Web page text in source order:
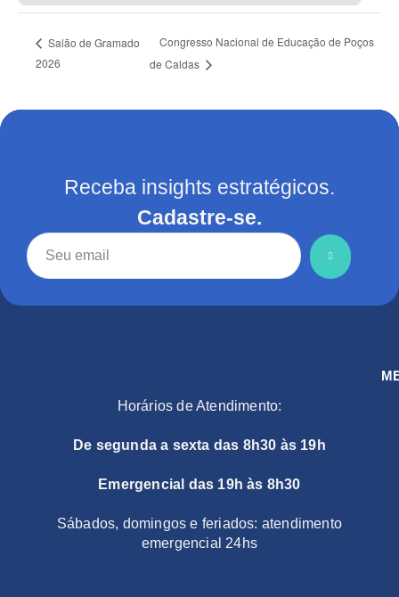
Salão de Gramado
2026
Congresso Nacional de Educação de Poços
de Caldas
Receba insights estratégicos.
Cadastre-se.
Horários de Atendimento:
De segunda a sexta das 8h30 às 19h
Emergencial das 19h às 8h30
Sábados, domingos e feriados: atendimento
emergencial 24hs